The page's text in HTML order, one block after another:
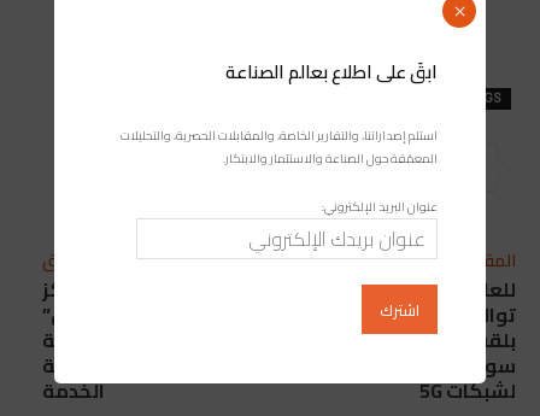
TAGS
المقال السابق
“فيفو إنيرجي” تفتح مركز
الخدمات “شال هليكس”
أول مركز للقرب لصيانة
السيارات داخل محطة
الخدمة
المقال التالي
للعام الثاني
توالياً..’إريكسون’ تفوز
بلقب الشركة الرائدة في
سوق البنية التحتية
لشبكات 5G
ابقَ على اطلاع بعالم الصناعة
استلم إصداراتنا، والتقارير الخاصة، والمقابلات الحصرية، والتحليلات
المعمّقة حول الصناعة والاستثمار والابتكار.
عنوان البريد الإلكتروني:
×